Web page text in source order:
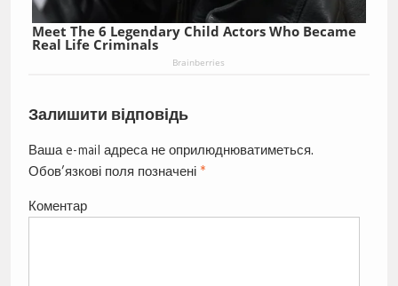
Meet The 6 Legendary Child Actors Who Became
Real Life Criminals
Brainberries
Залишити відповідь
Ваша e-mail адреса не оприлюднюватиметься.
Обов’язкові поля позначені *
Коментар